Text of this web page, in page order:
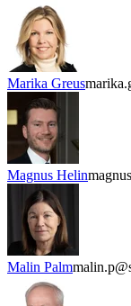
Marika Greus
Magnus Helin
Malin Palm